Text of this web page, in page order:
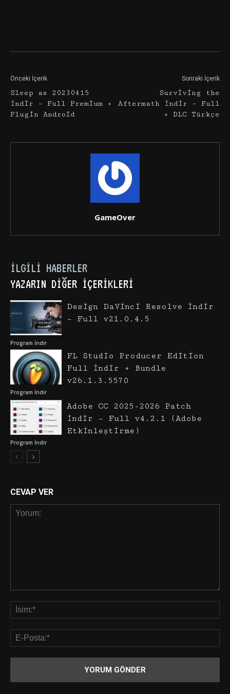
Önceki İçerik
Sleep as 20230415
İndir – Full Premium +
Plugin Android
Sonraki İçerik
Surviving the
Aftermath İndir – Full
+ DLC Türkçe
GameOver
İLGILI HABERLER
YAZARIN DIĞER İÇERIKLERI
Program İndir
Design DaVinci Resolve İndir
– Full v21.0.4.5
Program İndir
FL Studio Producer Edition
Full İndir + Bundle
v26.1.3.5570
Program İndir
Adobe CC 2025-2026 Patch
İndir – Full v4.2.1 (Adobe
Etkinleştirme)
CEVAP VER